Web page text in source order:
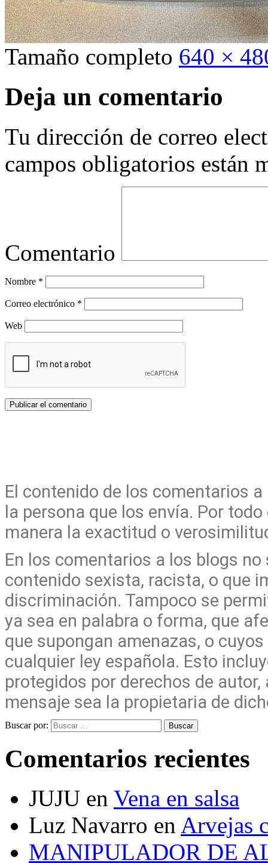
Tamaño completo 640 ×
Deja un comentario
Tu dirección de correo
campos obligatorios están
Comentario
Nombre *
Correo electrónico *
Web
El contenido de los comentarios
la persona que los envía. Por
manera la exactitud o
En los comentarios a los blogs
contenido sexista, racista, o que
discriminación. Tampoco se
ya sea en palabra o forma, que
que supongan amenazas, o
cualquier ley española. Esto
protegidos por derechos de
mensaje sea la propietaria de
Buscar por: Buscar
Comentarios recientes
JUJU en Vena en salsa
Luz Navarro en Arvejas
MANIPULADOR DE